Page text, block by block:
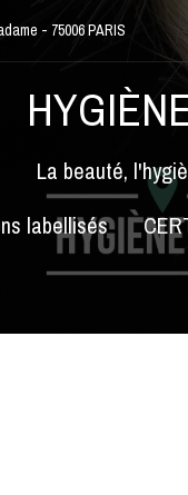
- 75006 PARIS
La beauté,
labellisés